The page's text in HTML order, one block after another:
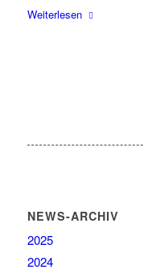
Weiterlesen
NEWS-ARCHIV
2025
2024